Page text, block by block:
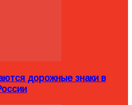
дорожные знаки в